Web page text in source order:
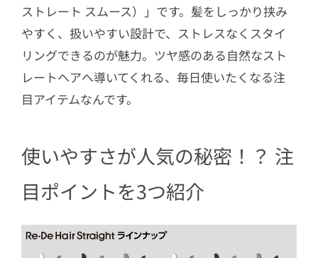
ストレート スムース）」です。髪をしっかり挟み
やすく、扱いやすい設計で、ストレスなくスタイ
リングできるのが魅力。ツヤ感のある自然なスト
レートヘアへ導いてくれる、毎日使いたくなる注
目アイテムなんです。
使いやすさが人気の秘密！？ 注
目ポイントを3つ紹介